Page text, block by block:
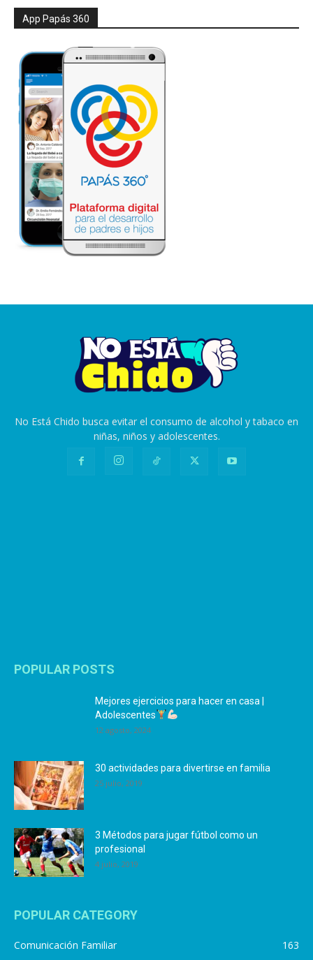
App Papás 360
No Está Chido busca evitar el consumo de alcohol y tabaco en
niñas, niños y adolescentes.
POPULAR POSTS
Mejores ejercicios para hacer en casa |
Adolescentes
12 agosto, 2024
30 actividades para divertirse en familia
25 julio, 2019
3 Métodos para jugar fútbol como un
profesional
4 julio, 2019
POPULAR CATEGORY
Comunicación Familiar
163